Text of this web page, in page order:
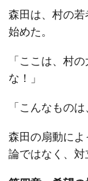
森田は、村の
始めた。
「ここは、村
な！」
「こんなもの
森田の扇動に
論ではなく、対